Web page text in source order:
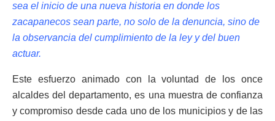
sea el inicio de una nueva historia en donde los
zacapanecos sean parte, no solo de la denuncia, sino de
la observancia del cumplimiento de la ley y del buen
actuar.
Este esfuerzo animado con la voluntad de los once
alcaldes del departamento, es una muestra de confianza
y compromiso desde cada uno de los municipios y de las